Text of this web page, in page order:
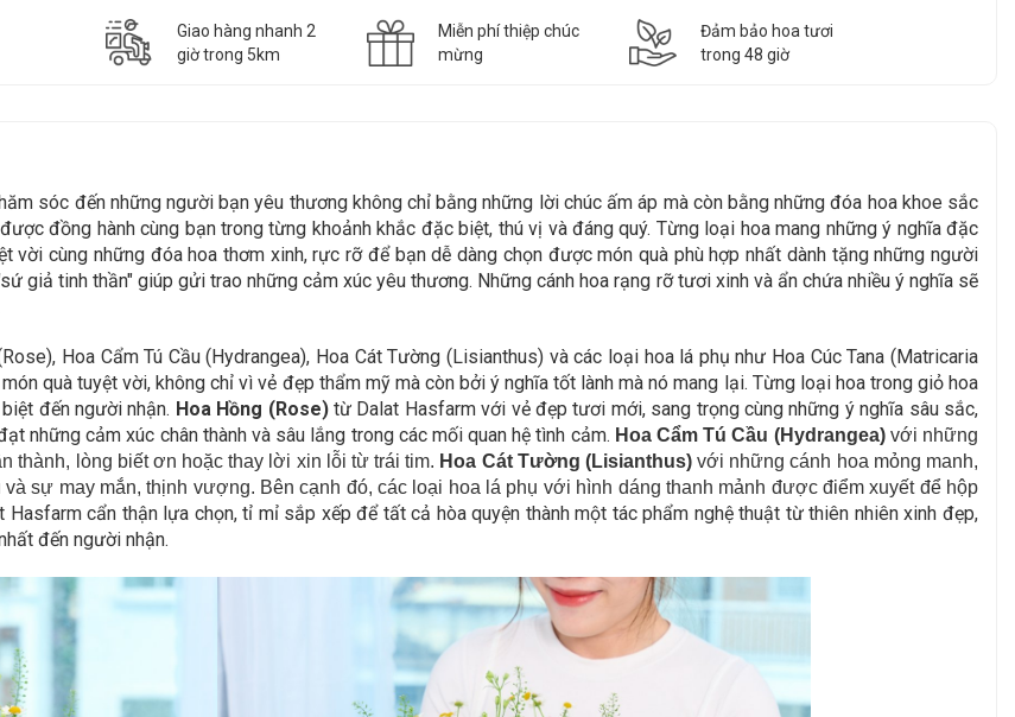
Giao hàng nhanh 2
giờ trong 5km
Miễn phí thiệp chúc
mừng
Đảm bảo hoa tươi
trong 48 giờ
sóc đến những người bạn yêu thương không chỉ bằng những lời chúc ấm áp mà còn bằng những đóa hoa khoe sắc
đồng hành cùng bạn trong từng khoảnh khắc đặc biệt, thú vị và đáng quý. Từng loại hoa mang những ý nghĩa đặc
vời cùng những đóa hoa thơm xinh, rực rỡ để bạn dễ dàng chọn được món quà phù hợp nhất dành tặng những người
giả tinh thần" giúp gửi trao những cảm xúc yêu thương. Những cánh hoa rạng rỡ tươi xinh và ẩn chứa nhiều ý nghĩa sẽ
Hoa Cẩm Tú Cầu (Hydrangea), Hoa Cát Tường (Lisianthus) và các loại hoa lá phụ như Hoa Cúc Tana (Matricaria
quà tuyệt vời, không chỉ vì vẻ đẹp thẩm mỹ mà còn bởi ý nghĩa tốt lành mà nó mang lại. Từng loại hoa trong giỏ hoa
đến người nhận. Hoa Hồng (Rose)từ Dalat Hasfarm với vẻ đẹp tươi mới, sang trọng cùng những ý nghĩa sâu sắc,
những cảm xúc chân thành và sâu lắng trong các mối quan hệ tình cảm. Hoa Cẩm Tú Cầu (Hydrangea)với những
thành, lòng biết ơn hoặc thay lời xin lỗi từ trái tim. Hoa Cát Tường (Lisianthus)với những cánh hoa mỏng manh,
sự may mắn, thịnh vượng. Bên cạnh đó, các loại hoa lá phụ với hình dáng thanh mảnh được điểm xuyết để hộp
cẩn thận lựa chọn, tỉ mỉ sắp xếp để tất cả hòa quyện thành một tác phẩm nghệ thuật từ thiên nhiên xinh đẹp,
đến người nhận.